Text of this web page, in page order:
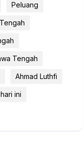
Peluang
Tengah
Ahmad Luthfi
ini